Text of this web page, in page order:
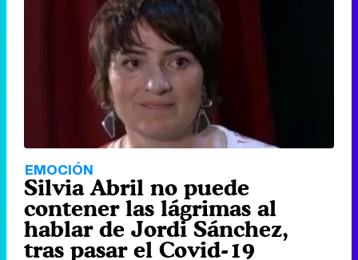
EMOCIÓN
Silvia Abril no puede
contener las lágrimas al
hablar de Jordi Sánchez,
tras pasar el Covid-19